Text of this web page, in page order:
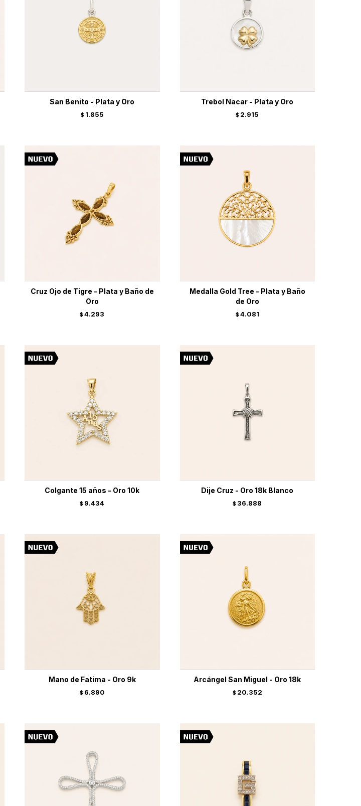
San Benito - Plata y Oro
$ 1.855
Trebol Nacar - Plata y Oro
$ 2.915
Cruz Ojo de Tigre - Plata y Baño de
Oro
$ 4.293
Medalla Gold Tree - Plata y Baño
de Oro
$ 4.081
Colgante 15 años - Oro 10k
$ 9.434
Dije Cruz - Oro 18k Blanco
$ 36.888
Mano de Fatima - Oro 9k
$ 6.890
Arcángel San Miguel - Oro 18k
$ 20.352